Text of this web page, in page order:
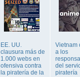
EE. UU.
clausura más de
1.000 webs en
ofensiva contra
la piratería de la
Vietnam
a los
del
piratería